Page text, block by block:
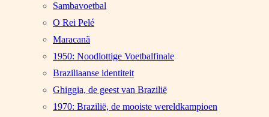
Sambavoetbal
O Rei Pelé
Maracanã
1950: Noodlottige Voetbalfinale
Braziliaanse identiteit
Ghiggia, de geest van Brazilië
1970: Brazilië, de mooiste wereldkampioen